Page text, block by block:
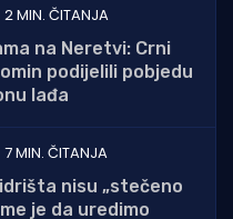
2 MIN. ČITANJA
na Neretvi: Crni
podijelili pobjedu
lađa
7 MIN. ČITANJA
nisu „stečeno
je da uredimo